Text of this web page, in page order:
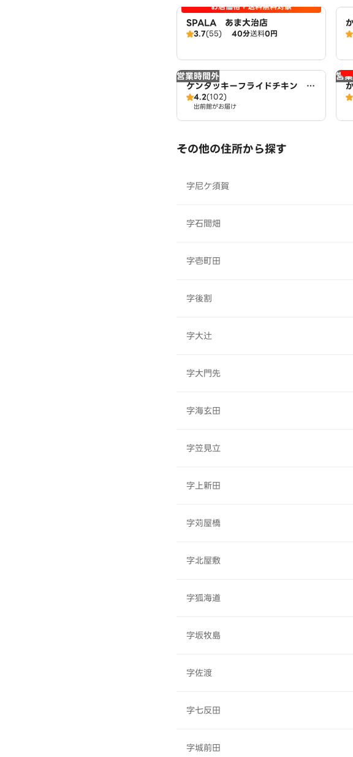
お店価格＋送料無料対象
SPALA あま大治店
3.7(55) 40分送料0円
営業時間外
ケンタッキーフライドチキン ア
ズパーク千音寺店
4.2(102)
出前館がお届け
営
その他の住所から探す
字尼ケ須賀
字石間畑
字壱町田
字後割
字大辻
字大門先
字海玄田
字笠見立
字上新田
字苅屋橋
字北屋敷
字狐海道
字坂牧島
字佐渡
字七反田
字城前田